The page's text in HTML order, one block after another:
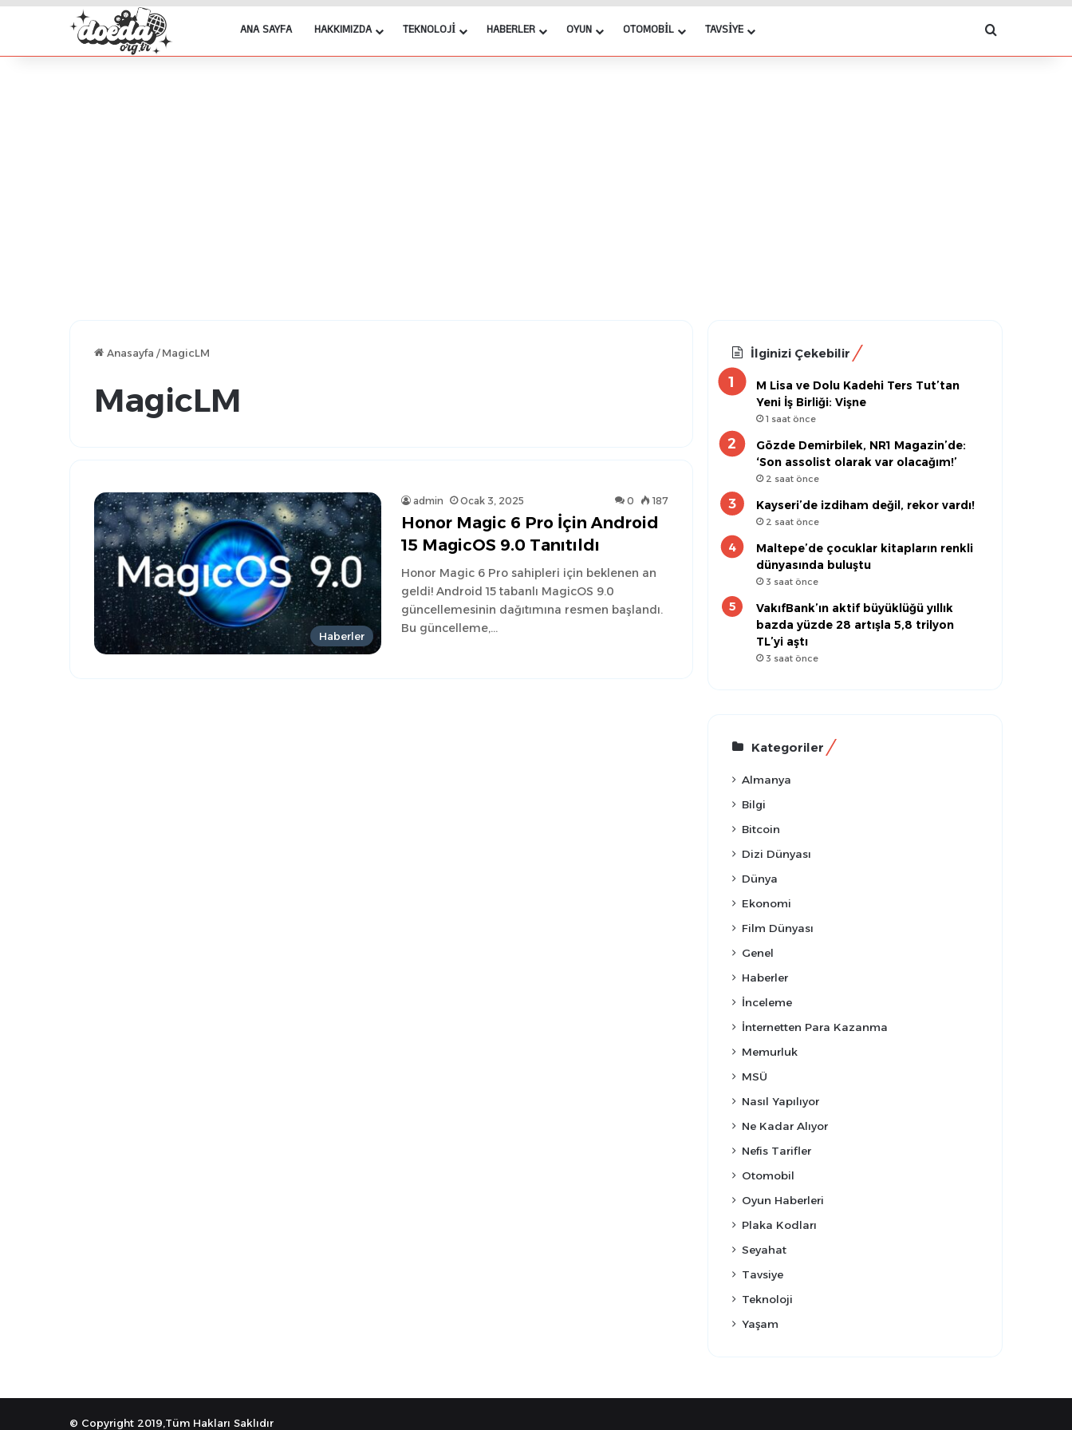
ANA SAYFA HAKKIMIZDA TEKNOLOJI HABERLER OYUN OTOMOBIL TAVSIYE Arama yap
Anasayfa / MagicLM
MagicLM
Haberler
admin Ocak 3, 2025 0 187
Honor Magic 6 Pro İçin Android
15 MagicOS 9.0 Tanıtıldı
Honor Magic 6 Pro sahipleri için beklenen an
geldi! Android 15 tabanlı MagicOS 9.0
güncellemesinin dağıtımına resmen başlandı.
Bu güncelleme,…
İlginizi Çekebilir
M Lisa ve Dolu Kadehi Ters Tut’tan
Yeni İş Birliği: Vişne
1 saat önce
Gözde Demirbilek, NR1 Magazin’de:
‘Son assolist olarak var olacağım!’
2 saat önce
Kayseri’de izdiham değil, rekor vardı!
2 saat önce
Maltepe’de çocuklar kitapların renkli
dünyasında buluştu
3 saat önce
VakıfBank’ın aktif büyüklüğü yıllık
bazda yüzde 28 artışla 5,8 trilyon
TL’yi aştı
3 saat önce
Kategoriler
Almanya
Bilgi
Bitcoin
Dizi Dünyası
Dünya
Ekonomi
Film Dünyası
Genel
Haberler
İnceleme
İnternetten Para Kazanma
Memurluk
MSÜ
Nasıl Yapılıyor
Ne Kadar Alıyor
Nefis Tarifler
Otomobil
Oyun Haberleri
Plaka Kodları
Seyahat
Tavsiye
Teknoloji
Yaşam
© Copyright 2019,Tüm Hakları Saklıdır